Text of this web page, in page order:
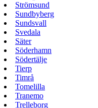
Strömsund
Sundbyberg
Sundsvall
Svedala
Säter
Söderhamn
Södertälje
Tierp
Timrå
Tomelilla
Tranemo
Trelleborg